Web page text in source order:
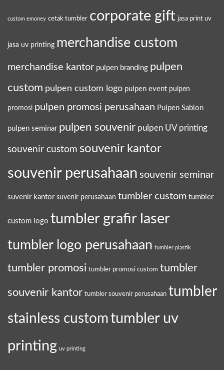
custom emoney cetak tumbler corporate gift jasa print uv
jasa uv printing merchandise custom
merchandise kantor pulpen branding pulpen
custom pulpen custom logo pulpen event pulpen
promosi pulpen promosi perusahaan Pulpen Sablon
pulpen seminar pulpen souvenir pulpen UV printing
souvenir custom souvenir kantor
souvenir perusahaan souvenir seminar
suvenir kantor suvenir perusahaan tumbler custom tumbler
custom logo tumbler grafir laser
tumbler logo perusahaan tumbler plastik
tumbler promosi tumbler promosi custom tumbler
souvenir kantor tumbler souvenir perusahaan tumbler
stainless customtumbler uv
printing uv printing